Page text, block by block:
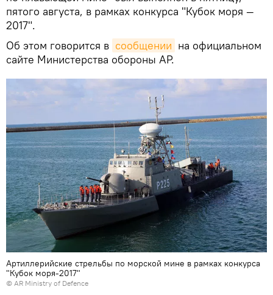
пятого августа, в рамках конкурса "Кубок моря —
2017".
Об этом говорится в сообщении на официальном
сайте Министерства обороны АР.
Артиллерийские стрельбы по морской мине в рамках конкурса
"Кубок моря-2017"
© AR Ministry of Defence